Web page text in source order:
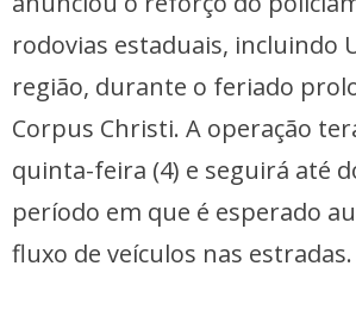
rodovias estaduais, incluindo
região, durante o feriado
Corpus Christi. A operação
quinta-feira (4) e seguirá até
período em que é esperado
fluxo de veículos nas estradas.